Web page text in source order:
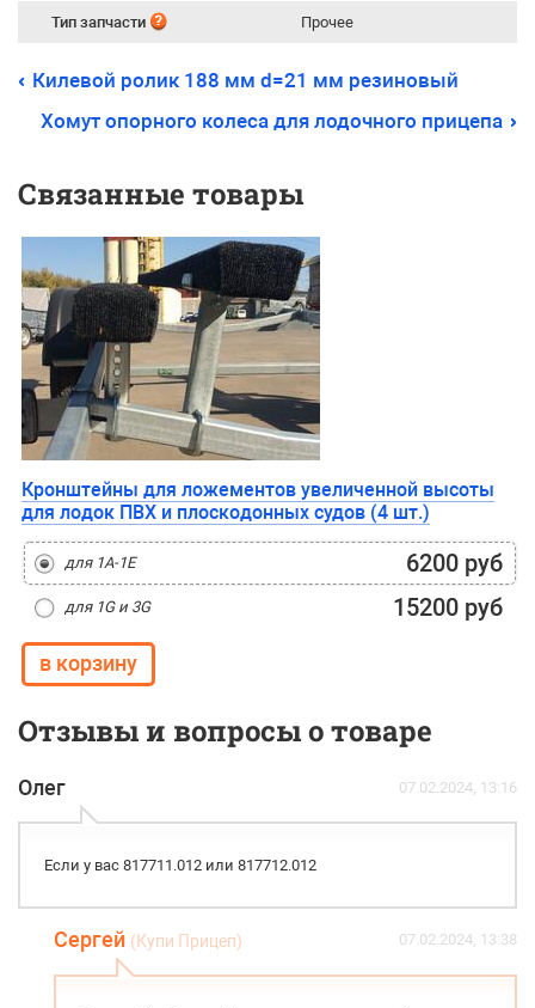
Тип запчасти Прочее
Килевой ролик 188 мм d=21 мм резиновый
Хомут опорного колеса для лодочного прицепа
Связанные товары
Кронштейны для ложементов увеличенной высоты
для лодок ПВХ и плоскодонных судов (4 шт.)
для 1A-1E 6200 руб
для 1G и 3G 15200 руб
Отзывы и вопросы о товаре
Олег 07.02.2024, 13:16
Если у вас 817711.012 или 817712.012
Сергей (Купи Прицеп) 07.02.2024, 13:38